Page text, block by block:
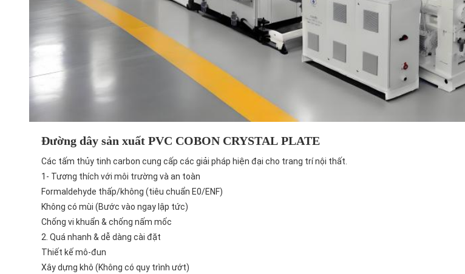
Đường dây sản xuất PVC COBON CRYSTAL PLATE
Các tấm thủy tinh carbon cung cấp các giải pháp hiện đại cho trang trí nội thất.
1- Tương thích với môi trường và an toàn
Formaldehyde thấp/không (tiêu chuẩn E0/ENF)
Không có mùi (Bước vào ngay lập tức)
Chống vi khuẩn & chống nấm mốc
2. Quá nhanh & dễ dàng cài đặt
Thiết kế mô-đun
Xây dựng khô (Không có quy trình ướt)